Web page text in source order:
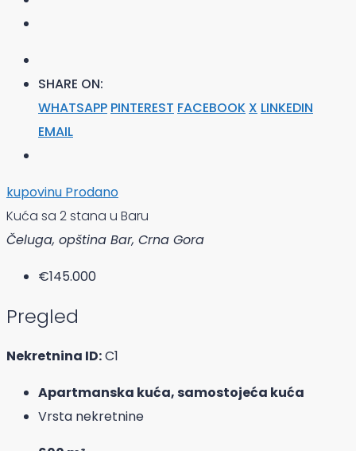
SHARE ON:
WHATSAPP PINTEREST FACEBOOK X LINKEDIN
EMAIL
kupovinu Prodano
Kuća sa 2 stana u Baru
Čeluga, opština Bar, Crna Gora
€145.000
Pregled
Nekretnina ID:C1
Apartmanska kuća, samostojeća kuća
Vrsta nekretnine